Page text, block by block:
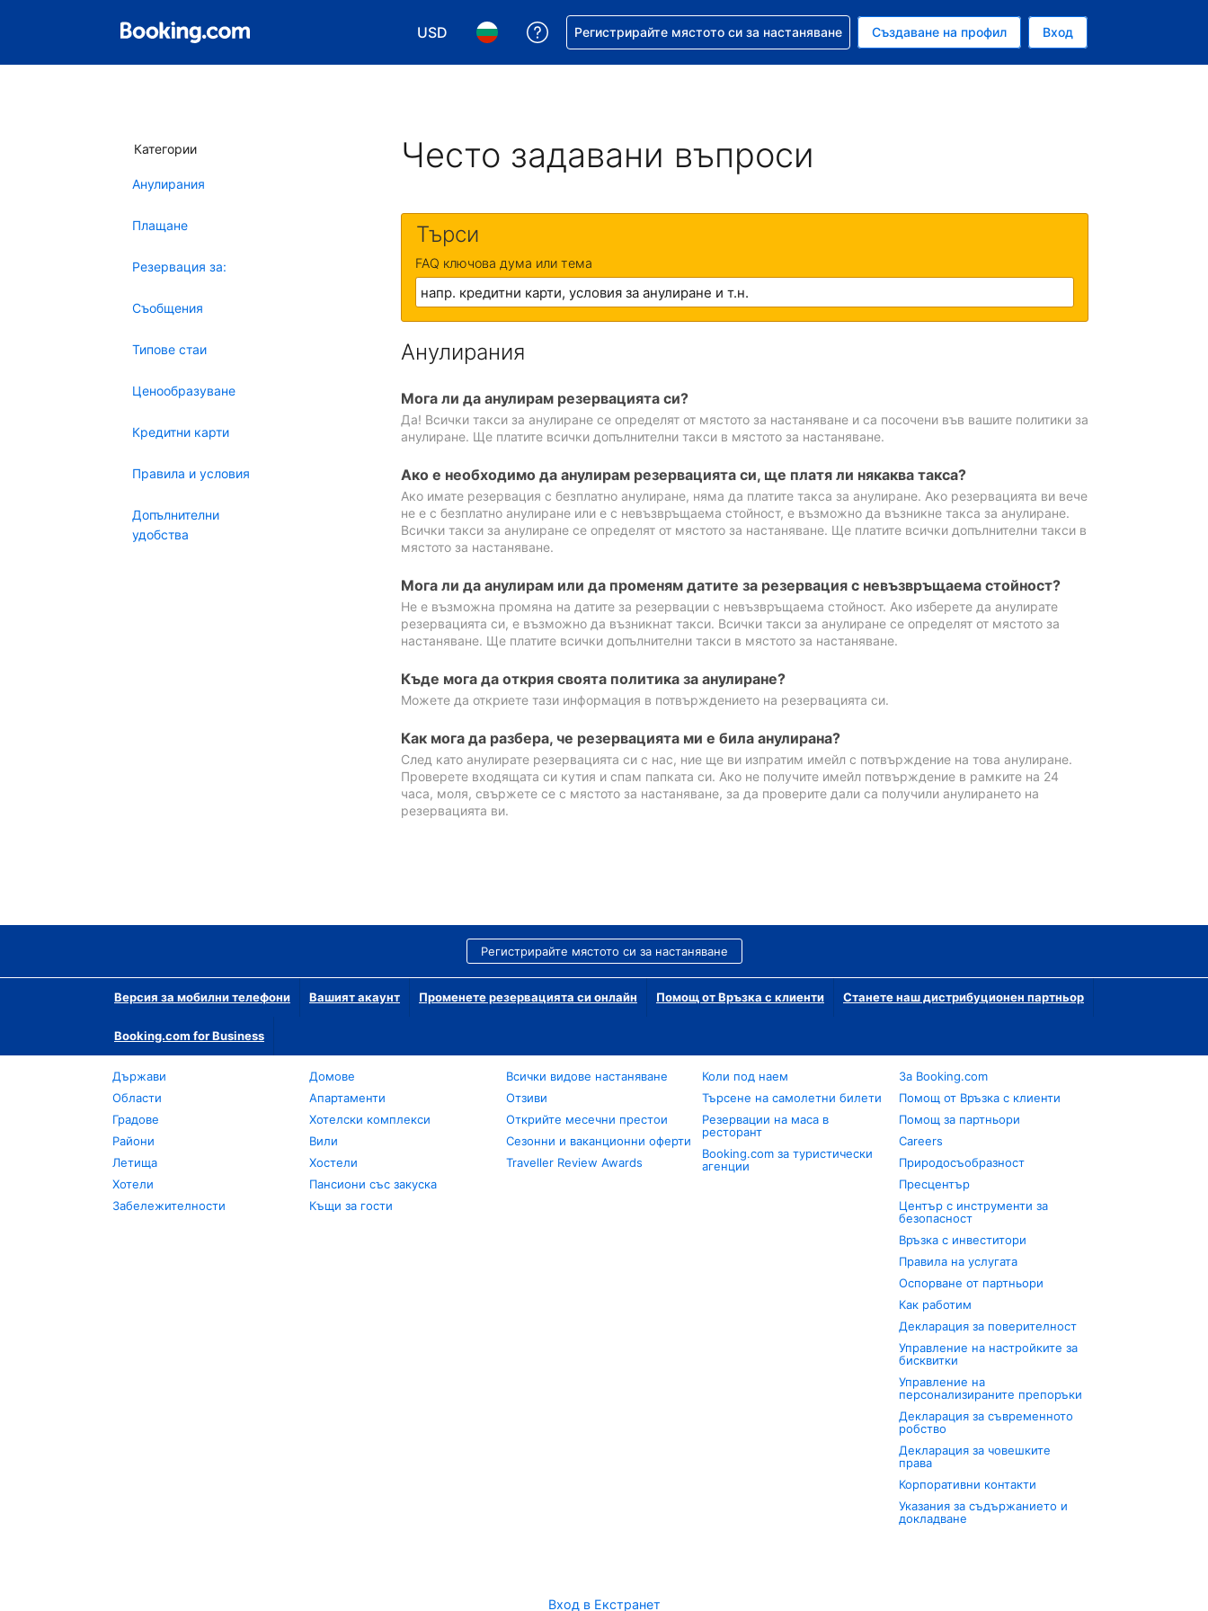
USD
Избор на валута. Избрана валута - Американски долар
Избор на език. Избран език - Български
Помощ с резервацията ви
Регистрирайте мястото си за настаняване Създаване на профил Вход
Категории
Анулирания
Плащане
Резервация за:
Съобщения
Типове стаи
Ценообразуване
Кредитни карти
Правила и условия
Допълнителни
удобства
Често задавани въпроси
Търси
FAQ ключова дума или тема
Анулирания
Мога ли да анулирам резервацията си?
Да! Всички такси за анулиране се определят от мястото за настаняване и са посочени във вашите политики за
анулиране. Ще платите всички допълнителни такси в мястото за настаняване.
Ако е необходимо да анулирам резервацията си, ще платя ли някаква такса?
Ако имате резервация с безплатно анулиране, няма да платите такса за анулиране. Ако резервацията ви вече
не е с безплатно анулиране или е с невъзвръщаема стойност, е възможно да възникне такса за анулиране.
Всички такси за анулиране се определят от мястото за настаняване. Ще платите всички допълнителни такси в
мястото за настаняване.
Мога ли да анулирам или да променям датите за резервация с невъзвръщаема стойност?
Не е възможна промяна на датите за резервации с невъзвръщаема стойност. Ако изберете да анулирате
резервацията си, е възможно да възникнат такси. Всички такси за анулиране се определят от мястото за
настаняване. Ще платите всички допълнителни такси в мястото за настаняване.
Къде мога да открия своята политика за анулиране?
Можете да откриете тази информация в потвърждението на резервацията си.
Как мога да разбера, че резервацията ми е била анулирана?
След като анулирате резервацията си с нас, ние ще ви изпратим имейл с потвърждение на това анулиране.
Проверете входящата си кутия и спам папката си. Ако не получите имейл потвърждение в рамките на 24
часа, моля, свържете се с мястото за настаняване, за да проверите дали са получили анулирането на
резервацията ви.
Регистрирайте мястото си за настаняване
Версия за мобилни телефони Вашият акаунт Променете резервацията си онлайн Помощ от Връзка с клиенти Станете наш дистрибуционен партньор
Booking.com for Business
Държави
Области
Градове
Райони
Летища
Хотели
Забележителности
Домове
Апартаменти
Хотелски комплекси
Вили
Хостели
Пансиони със закуска
Къщи за гости
Всички видове настаняване
Отзиви
Открийте месечни престои
Сезонни и ваканционни оферти
Traveller Review Awards
Коли под наем
Търсене на самолетни билети
Резервации на маса в
ресторант
Booking.com за туристически
агенции
За Booking.com
Помощ от Връзка с клиенти
Помощ за партньори
Careers
Природосъобразност
Пресцентър
Център с инструменти за
безопасност
Връзка с инвеститори
Правила на услугата
Оспорване от партньори
Как работим
Декларация за поверителност
Управление на настройките за
бисквитки
Управление на
персонализираните препоръки
Декларация за съвременното
робство
Декларация за човешките
права
Корпоративни контакти
Указания за съдържанието и
докладване
Вход в Екстранет